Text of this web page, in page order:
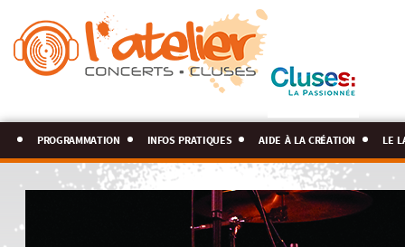
programmation infos pratiques aide à la création le